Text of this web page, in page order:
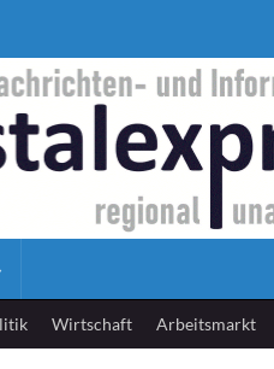
Wirtschaft Arbeitsmarkt